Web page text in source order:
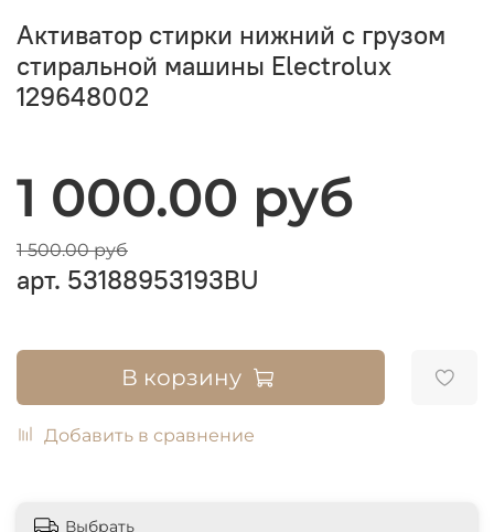
Активатор стирки нижний с грузом
стиральной машины Electrolux
129648002
1 000.00 руб
1 500.00 руб
арт. 53188953193BU
В корзину
Добавить в сравнение
Выбрать